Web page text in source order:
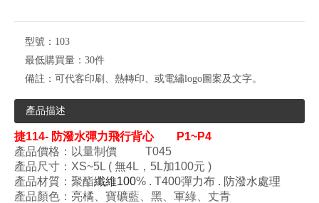
型號： 103
最低購買量： 30件
備註： 可代客印刷、熱轉印、或電繡logo圖案及文字。
產品描述
捷114- 防潑水彈力飛行背心
P1~P4
產品價格：以量制價 T045
產品尺寸：XS~5L ( 無4L，5L加100元 )
產品材質： 聚酯纖維100% . T400彈力布 . 防潑水處理
產品顏色： 亮橘 、寶礦藍 黑 軍綠
丈青